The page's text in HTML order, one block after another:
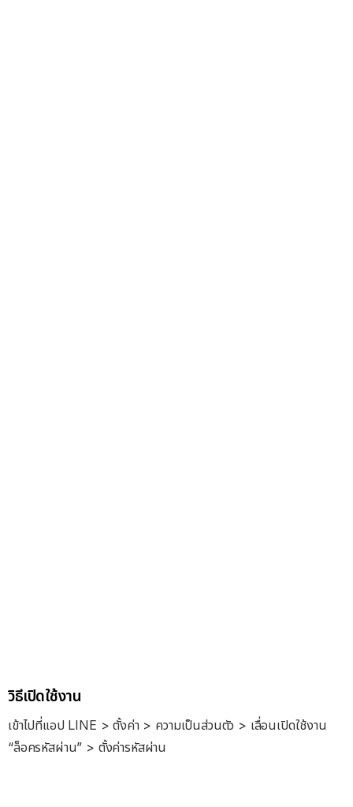
วิธีเปิดใช้งาน
เข้าไปที่แอป LINE > ตั้งค่า > ความเป็นส่วนตัว > เลื่อนเปิดใช้งาน
“ล็อครหัสผ่าน” > ตั้งค่ารหัสผ่าน